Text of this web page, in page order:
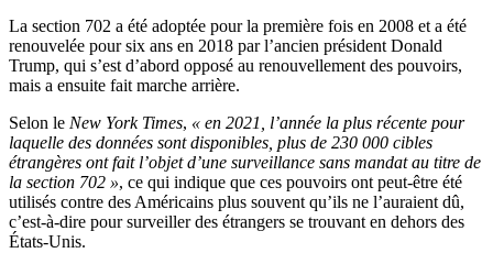
La section 702 a été adoptée pour la première fois en 2008 et a été
renouvelée pour six ans en 2018 par l’ancien président Donald
Trump, qui s’est d’abord opposé au renouvellement des pouvoirs,
mais a ensuite fait marche arrière.
Selon le New York Times, « en 2021, l’année la plus récente pour
laquelle des données sont disponibles, plus de 230 000 cibles
étrangères ont fait l’objet d’une surveillance sans mandat au titre de
la section 702 », ce qui indique que ces pouvoirs ont peut-être été
utilisés contre des Américains plus souvent qu’ils ne l’auraient dû,
c’est-à-dire pour surveiller des étrangers se trouvant en dehors des
États-Unis.